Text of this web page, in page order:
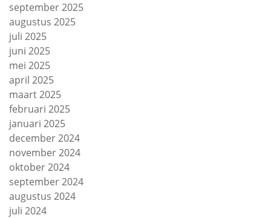
september 2025
augustus 2025
juli 2025
juni 2025
mei 2025
april 2025
maart 2025
februari 2025
januari 2025
december 2024
november 2024
oktober 2024
september 2024
augustus 2024
juli 2024